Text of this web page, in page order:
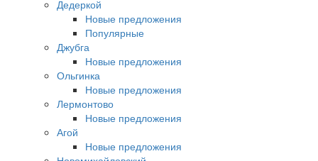
Дедеркой
Новые предложения
Популярные
Джубга
Новые предложения
Ольгинка
Новые предложения
Лермонтово
Новые предложения
Агой
Новые предложения